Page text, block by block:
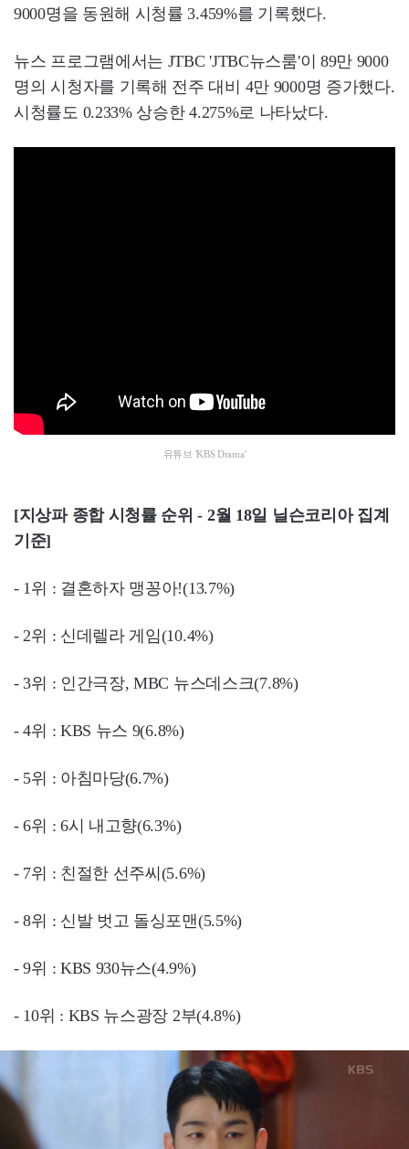
9000명을 동원해 시청률 3.459%를 기록했다.
뉴스 프로그램에서는 JTBC 'JTBC뉴스룸'이 89만 9000
명의 시청자를 기록해 전주 대비 4만 9000명 증가했다.
시청률도 0.233% 상승한 4.275%로 나타났다.
유튜브 'KBS Drama'
[지상파 종합 시청률 순위 - 2월 18일 닐슨코리아 집계
기준]
- 1위 : 결혼하자 맹꽁아!(13.7%)
- 2위 : 신데렐라 게임(10.4%)
- 3위 : 인간극장, MBC 뉴스데스크(7.8%)
- 4위 : KBS 뉴스 9(6.8%)
- 5위 : 아침마당(6.7%)
- 6위 : 6시 내고향(6.3%)
- 7위 : 친절한 선주씨(5.6%)
- 8위 : 신발 벗고 돌싱포맨(5.5%)
- 9위 : KBS 930뉴스(4.9%)
- 10위 : KBS 뉴스광장 2부(4.8%)